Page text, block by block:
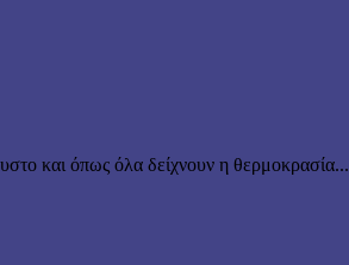
και όπως όλα δείχνουν η θερμοκρασία...